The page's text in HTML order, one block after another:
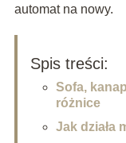
automat na nowy.
Spis treści:
Sofa,
różnice
Jak działa